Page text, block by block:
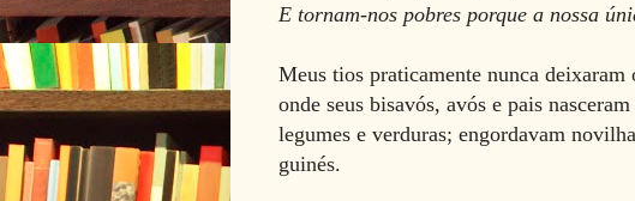
E tornam-nos pobres porque a nossa
Meus tios praticamente nunca
onde seus bisavós, avós e pais
legumes e verduras; engordavam
guinés.